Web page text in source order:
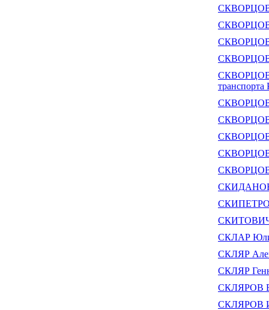
СКВОРЦОВ
СКВОРЦОВ
СКВОРЦОВ
СКВОРЦОВ
СКВОРЦОВ
СКВОРЦОВ
СКВОРЦОВ
СКВОРЦОВ
СКВОРЦОВ
СКИДАНОВ
СКИТОВИЧ
СКЛАР
СКЛЯР
СКЛЯР
СКЛЯРОВ
СКЛЯРОВ